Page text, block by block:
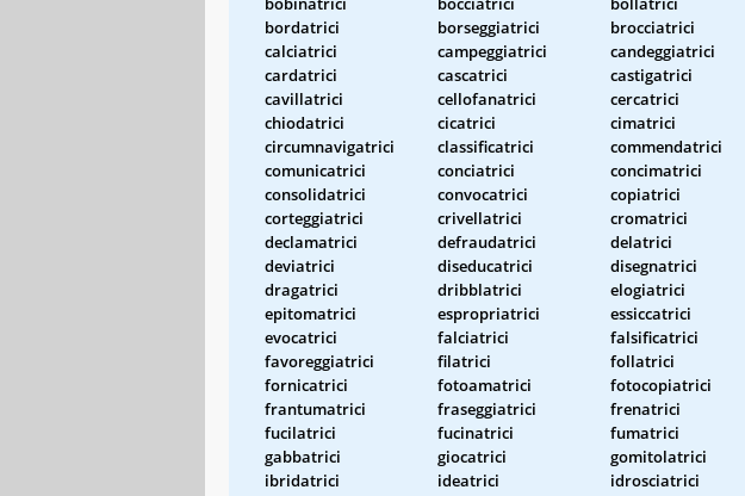
bordatrici
borseggiatrici brocciatrici
calciatrici
campeggiatrici candeggiatrici
cardatrici
cascatrici castigatrici
cavillatrici
cellofanatrici cercatrici
chiodatrici
cicatrici cimatrici
circumnavigatrici
classificatrici commendatrici
comunicatrici
conciatrici concimatrici
consolidatrici
convocatrici copiatrici
corteggiatrici
crivellatrici cromatrici
declamatrici
defraudatrici delatrici
deviatrici
diseducatrici disegnatrici
dragatrici
dribblatrici elogiatrici
epitomatrici
espropriatrici essiccatrici
evocatrici
falciatrici falsificatrici
favoreggiatrici
filatrici follatrici
fornicatrici
fotoamatrici fotocopiatrici
frantumatrici
fraseggiatrici frenatrici
fucilatrici
fucinatrici fumatrici
gabbatrici
giocatrici gomitolatrici
ibridatrici
ideatrici idrosciatrici